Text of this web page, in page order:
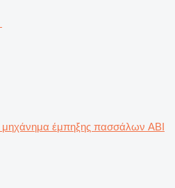
μηχάνημα έμπηξης πασσάλων ABI